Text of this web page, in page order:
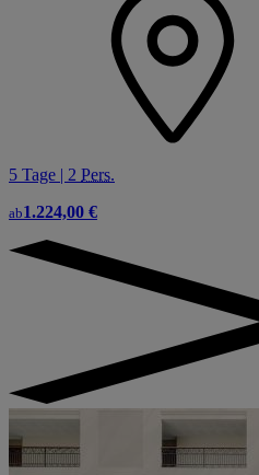
5 Tage | 2 Pers.
ab1.224,00 €